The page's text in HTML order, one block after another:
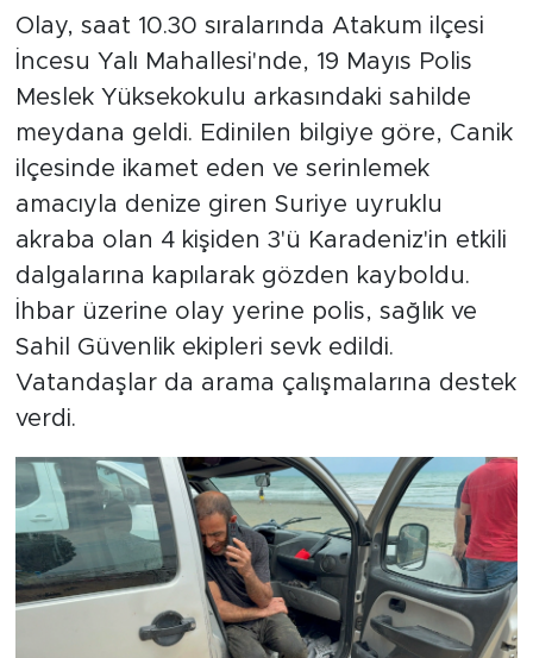
Olay, saat 10.30 sıralarında Atakum ilçesi
İncesu Yalı Mahallesi'nde, 19 Mayıs Polis
Meslek Yüksekokulu arkasındaki sahilde
meydana geldi. Edinilen bilgiye göre, Canik
ilçesinde ikamet eden ve serinlemek
amacıyla denize giren Suriye uyruklu
akraba olan 4 kişiden 3'ü Karadeniz'in etkili
dalgalarına kapılarak gözden kayboldu.
İhbar üzerine olay yerine polis, sağlık ve
Sahil Güvenlik ekipleri sevk edildi.
Vatandaşlar da arama çalışmalarına destek
verdi.